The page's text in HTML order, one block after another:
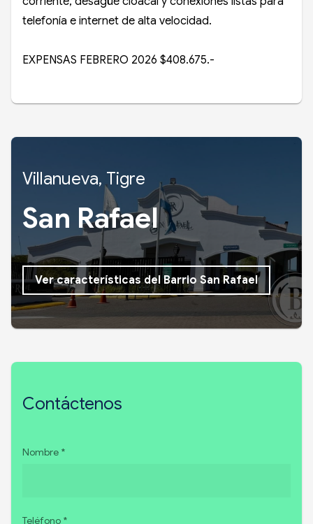
telefonía e internet de alta velocidad.
EXPENSAS FEBRERO 2026 $408.675.-
Villanueva, Tigre
San Rafael
Ver características del Barrio San Rafael
Contáctenos
Nombre *
Teléfono *